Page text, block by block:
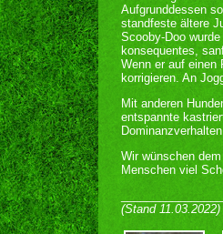
Aufgrunddessen
standfeste ältere
Scooby-Doo
konsequentes,
Wenn er auf einen
korrigieren. An
Mit anderen
entspannte
Wir wünschen
Menschen viel
(Stand 11.03.2022)